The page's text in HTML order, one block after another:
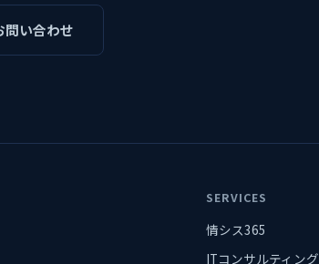
問い合わせ
SERVICES
情シス365
ITコンサルティング